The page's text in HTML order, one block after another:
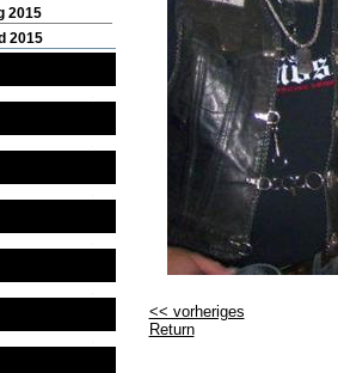
2015
2015
<< vorheriges
Return